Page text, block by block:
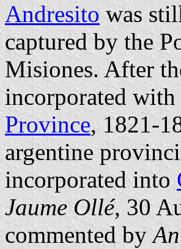
Andresito was
captured by the
Misiones. After
incorporated with
Province, 1821-
argentine
incorporated into
Jaume Ollé, 30
commented by